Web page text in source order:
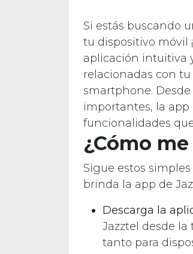
Si estás buscando
tu dispositivo móvil
aplicación intuitiva
relacionadas con
smartphone.
importantes, la app
funcionalidades
¿Cómo
Sigue estos
brinda la app de
Descarga la
Jazztel desde
tanto para